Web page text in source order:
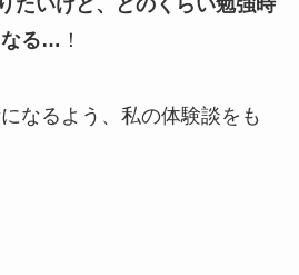
たいけど、どのくらい勉強時
なる… ！
なるよう、私の体験談をも